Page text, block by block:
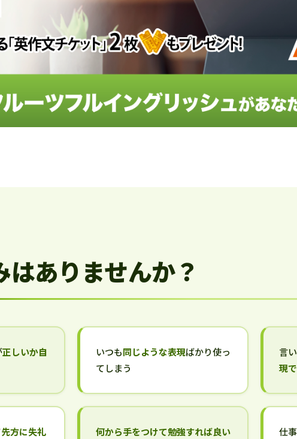
はありませんか？
正しいか自
いつも同じような表現ばかり使っ
てしまう
言
現
先方に失礼
何から手をつけて勉強すれば良い
仕